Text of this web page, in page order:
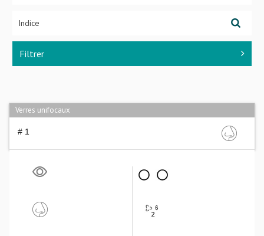
Filtrer
Verres unifocaux
# 1